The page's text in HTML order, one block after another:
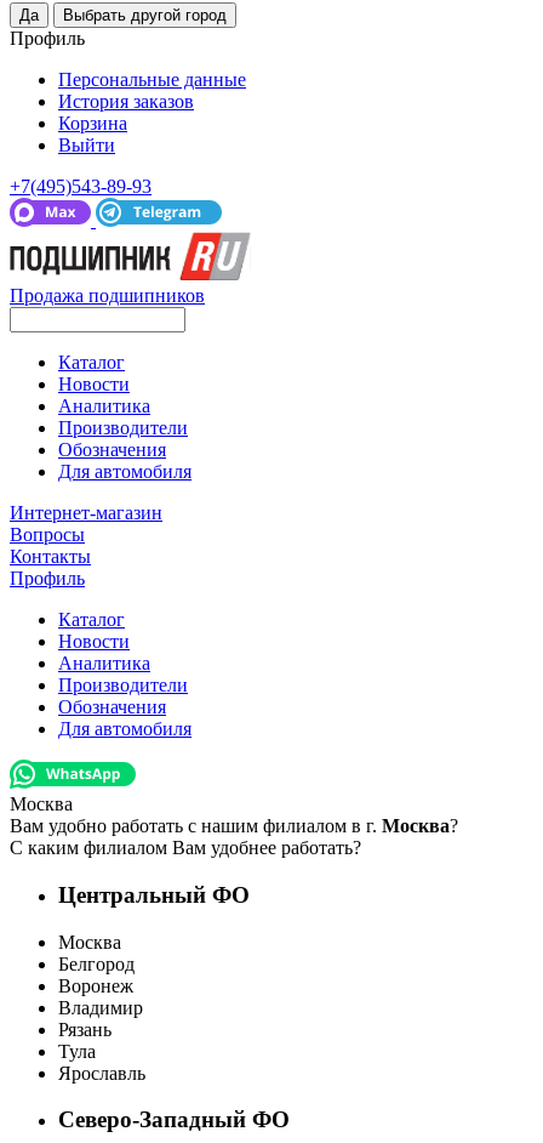
Профиль
Персональные данные
История заказов
Корзина
Выйти
+7(495)543-89-93
Продажа подшипников
Каталог
Новости
Аналитика
Производители
Обозначения
Для автомобиля
Интернет-магазин
Вопросы
Контакты
Профиль
Каталог
Новости
Аналитика
Производители
Обозначения
Для автомобиля
Москва
Вам удобно работать с нашим филиалом в г. Москва?
С каким филиалом Вам удобнее работать?
Центральный ФО
Москва
Белгород
Воронеж
Владимир
Рязань
Тула
Ярославль
Северо-Западный ФО